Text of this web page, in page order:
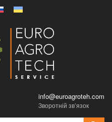
info@euroagroteh.com
Зворотній зв’язок